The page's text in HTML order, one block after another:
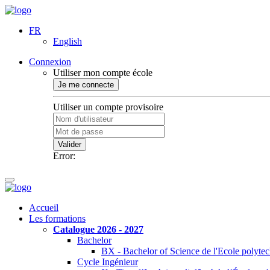
FR
English
Connexion
Utiliser mon compte école
Je me connecte
Utiliser un compte provisoire
Valider
Error:
Accueil
Les formations
Catalogue 2026 - 2027
Bachelor
BX - Bachelor of Science de l'Ecole
Cycle Ingénieur